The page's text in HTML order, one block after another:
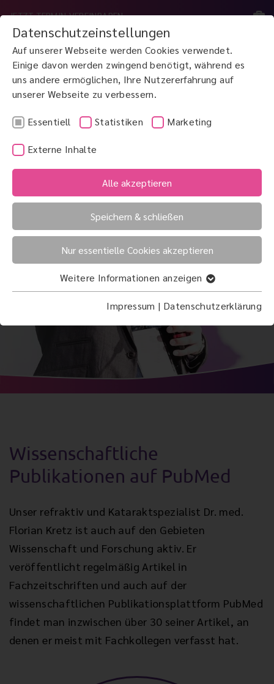
Datenschutzeinstellungen
Auf unserer Webseite werden Cookies verwendet.
Einige davon werden zwingend benötigt, während es
uns andere ermöglichen, Ihre Nutzererfahrung auf
unserer Webseite zu verbessern.
Essentiell Statistiken Marketing
Externe Inhalte
Alle akzeptieren
Speichern & schließen
Nur essentielle Cookies akzeptieren
Weitere Informationen anzeigen
Impressum | Datenschutzerklärung
JETZT TERMIN VEREINBAREN
JETZT ANRUFEN0800 3 100 900
Wissenschaftliche
Publikationen auf PubMed
Unser refraktiv und Kataraktspezialist Dr. med.
Florian Kretz ist auch auf den Gebieten
Wissenschaft und Forschung aktiv. Er
veröffentlicht regelmäßig Artikel in
Fachzeitschriften und auch auf der
wissenschaftlichen Publikationsplattform PubMed
findet man inzwischen über 30 seiner Artikel, an
denen er meist mit Fachkollegen verfasst hat.